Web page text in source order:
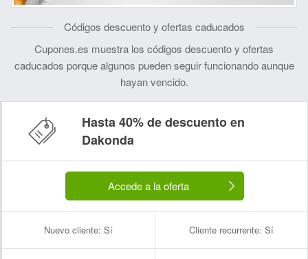
Códigos descuento y ofertas caducados
Cupones.es muestra los códigos descuento y ofertas
caducados porque algunos pueden seguir funcionando aunque
hayan vencido.
Hasta 40% de descuento en
Dakonda
Accede a la oferta
Nuevo cliente: Sí Cliente recurrente: Sí